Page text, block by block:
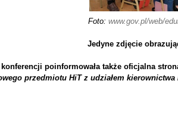
Foto: www.gov.pl/web/
Jedyne zdjęcie
konferencji poinformowała także oficjalna
przedmiotu HiT z udziałem kierownictwa